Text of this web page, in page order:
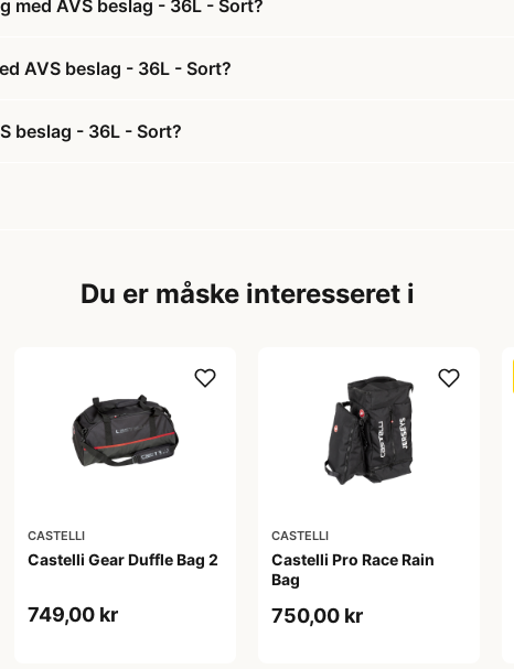
med AVS beslag - 36L - Sort?
AVS beslag - 36L - Sort?
beslag - 36L - Sort?
Du er måske interesseret i
CASTELLI
Castelli Gear Duffle Bag 2
749,00 kr
CASTELLI
Castelli Pro Race Rain
Bag
750,00 kr